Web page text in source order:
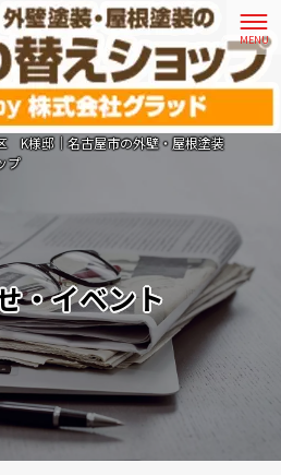
K様邸｜名古屋市の外壁・屋根塗装
プ
・イベント